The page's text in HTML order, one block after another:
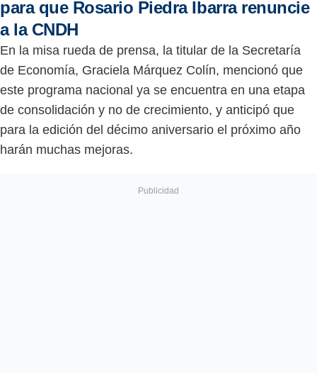
para que Rosario Piedra Ibarra renuncie
a la CNDH
En la misa rueda de prensa, la titular de la Secretaría
de Economía, Graciela Márquez Colín, mencionó que
este programa nacional ya se encuentra en una etapa
de consolidación y no de crecimiento, y anticipó que
para la edición del décimo aniversario el próximo año
harán muchas mejoras.